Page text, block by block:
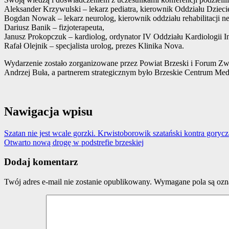
Aleksander Krzywulski – lekarz pediatra, kierownik Oddziału
Bogdan Nowak – lekarz neurolog, kierownik oddziału rehabilitacji
Dariusz Banik – fizjoterapeuta,
Janusz Prokopczuk – kardiolog, ordynator IV Oddziału Kardiologii
Rafał Olejnik – specjalista urolog, prezes Klinika Nova.
Wydarzenie zostało zorganizowane przez Powiat Brzeski i Forum
Andrzej Buła, a partnerem strategicznym było Brzeskie Centrum
Nawigacja wpisu
Szatan nie jest wcale gorzki. Krwistoborowik szatański kontra
Otwarto nową drogę w podstrefie brzeskiej
Dodaj komentarz
Twój adres e-mail nie zostanie opublikowany. Wymagane pola są